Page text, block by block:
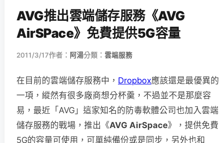
AVG推出雲端儲存服務《AVG
AirSPace》免費提供5G容量
2011/3/17作者： 阿湯分類： 雲端服務
在目前的雲端儲存服務中， Dropbox應該還是最優異的
一項，縱然有很多廠商想分杯羹，不過並不是那麼容
易，最近「AVG」這家知名的防毒軟體公司也加入雲端
儲存服務的戰場，推出《AVG AirSpace》，提供免費
5G的容量可使用，可單純備份或是同步，另外也和